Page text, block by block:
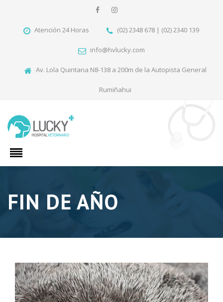
Atención 24 Horas (02) 2348 678 | (02) 2340 139
info@hvlucky.com
Av. Lola Quintana N8-138 a 200m de la Autopista General
Rumiñahui
FIN DE AÑO